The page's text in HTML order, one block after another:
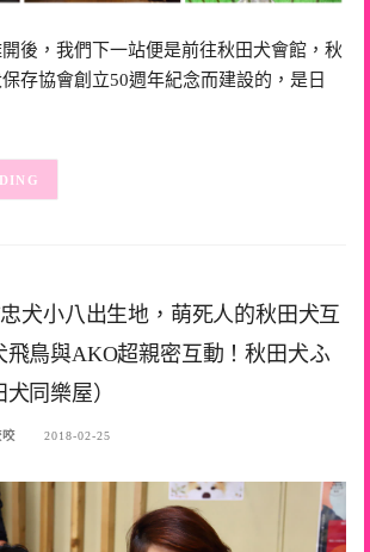
後，我們下一站便是前往秋田犬會館，秋
存協會創立50週年紀念而建設的，是日
犬小八出生地，萌死人的秋田犬互
飛鳥與AKO超親密互動！秋田犬ふ
同樂屋）
咬 2018-02-25